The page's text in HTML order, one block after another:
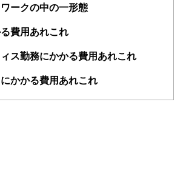
ク独立」の執筆活動をはじめ、副業・起業関連の
、「収入の多角化」こそほんとうの働き方改革だ
ークの中の一形態
費用あれこれ
ス勤務にかかる費用あれこれ
かかる費用あれこれ